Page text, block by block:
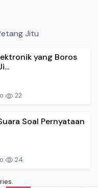
Jitu
yang Boros
22
Soal Pernyataan
24